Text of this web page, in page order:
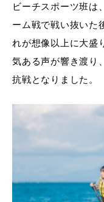
ビーチスポーツ班は
ーム戦で戦い抜いた
れが想像以上に大盛
気ある声が響き渡り
抗戦となりました。